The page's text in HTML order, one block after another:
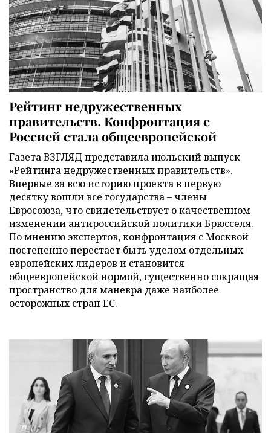
Рейтинг недружественных
правительств. Конфронтация с
Россией стала общеевропейской
Газета ВЗГЛЯД представила июльский выпуск
«Рейтинга недружественных правительств».
Впервые за всю историю проекта в первую
десятку вошли все государства – члены
Евросоюза, что свидетельствует о качественном
изменении антироссийской политики Брюсселя.
По мнению экспертов, конфронтация с Москвой
постепенно перестает быть уделом отдельных
европейских лидеров и становится
общеевропейской нормой, существенно сокращая
пространство для маневра даже наиболее
осторожных стран ЕС.